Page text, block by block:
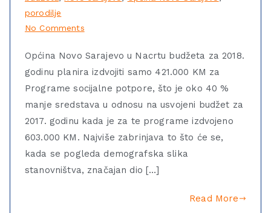
porodilje
No Comments
Općina Novo Sarajevo u Nacrtu budžeta za 2018.
godinu planira izdvojiti samo 421.000 KM za
Programe socijalne potpore, što je oko 40 %
manje sredstava u odnosu na usvojeni budžet za
2017. godinu kada je za te programe izdvojeno
603.000 KM. Najviše zabrinjava to što će se,
kada se pogleda demografska slika
stanovništva, značajan dio […]
Read More